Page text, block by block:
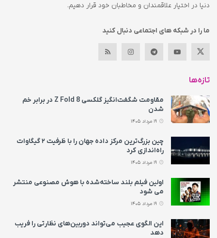
دنیا در اختیار علاقمندان و مخاطبان خود قرار دهیم.
ما را در شبکه های اجتماعی دنبال کنید
تازه‌ها
مقاومت شگفت‌انگیز گلکسی Z Fold 8 در برابر خم
شدن
چین بزرگ‌ترین مرکز داده جهان را با ظرفیت ۲ گیگاوات
راه‌اندازی کرد
اولین فیلم بلند ساخته‌شده با هوش مصنوعی منتشر
می‌ شود
این الگوی عجیب می‌تواند دوربین‌های نظارتی را فریب
دهد